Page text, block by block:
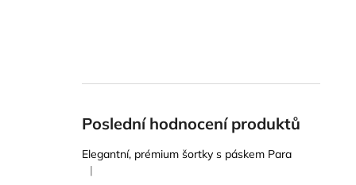
Poslední hodnocení produktů
Elegantní, prémium šortky s páskem Para
Hodnocení produktu je 5 z 5 hvězdiček.
|